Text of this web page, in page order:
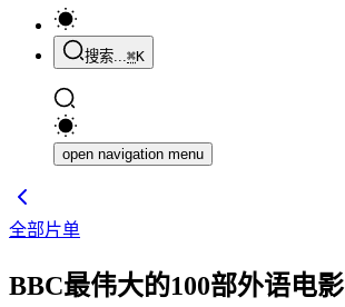
搜索...⌘K
open navigation menu
全部片单
BBC最伟大的100部外语电影